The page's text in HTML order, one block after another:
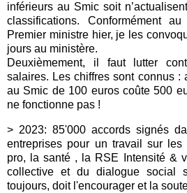
inférieurs au Smic soit
classifications. Conformément
Premier ministre hier, je les
jours au ministère.
Deuxièmement, il faut lutter
salaires. Les chiffres sont connus :
au Smic de 100 euros coûte 500
ne fonctionne pas !
> 2023: 85'000 accords signés
entreprises pour un travail sur les
pro, la santé , la RSE Intensité &
collective et du dialogue social
toujours, doit l'encourager et la